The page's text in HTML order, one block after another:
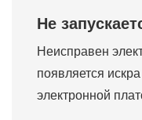
Не
Неисправен
появляется
электронной